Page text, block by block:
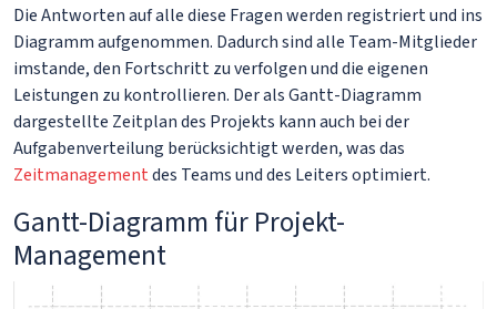
Die Antworten auf alle diese Fragen werden registriert und ins
Diagramm aufgenommen. Dadurch sind alle Team-Mitglieder
imstande, den Fortschritt zu verfolgen und die eigenen
Leistungen zu kontrollieren. Der als Gantt-Diagramm
dargestellte Zeitplan des Projekts kann auch bei der
Aufgabenverteilung berücksichtigt werden, was das
Zeitmanagementdes Teams und des Leiters optimiert.
Gantt-Diagramm für Projekt-
Management